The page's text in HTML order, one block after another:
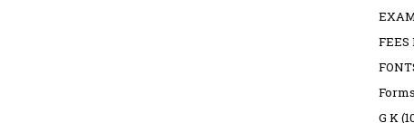
FEES
Forms
G K